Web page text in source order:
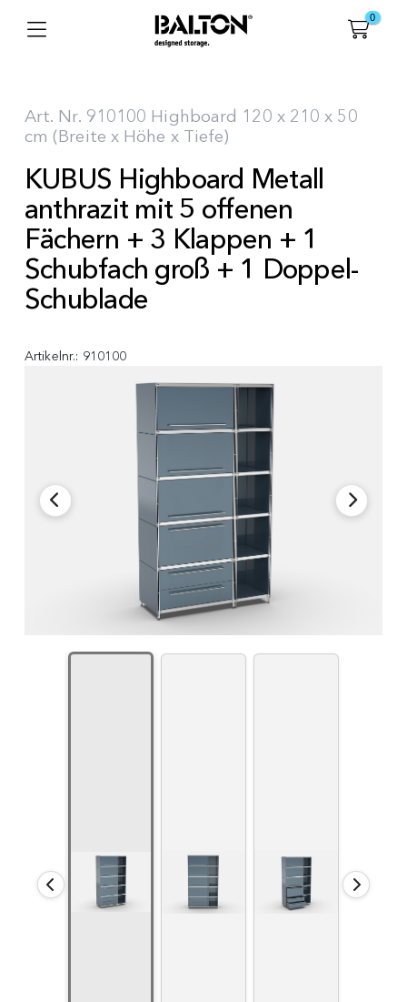
0
Art. Nr. 910100 Highboard 120 x 210 x 50
cm (Breite x Höhe x Tiefe)
KUBUS Highboard Metall
anthrazit mit 5 offenen
Fächern + 3 Klappen + 1
Schubfach groß + 1 Doppel-
Schublade
Artikelnr.: 910100